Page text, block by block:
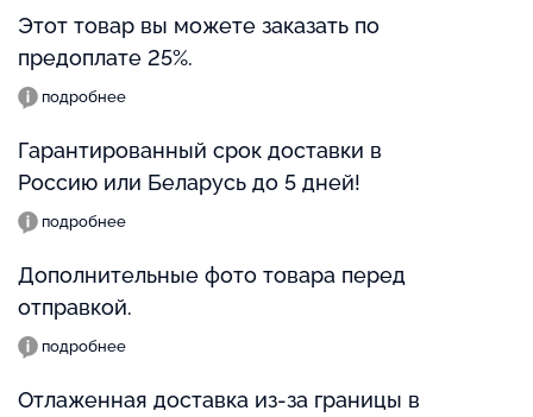
Этот товар вы можете заказать по
предоплате 25%.
подробнее
Гарантированный срок доставки в
Россию или Беларусь до 5 дней!
подробнее
Дополнительные фото товара перед
отправкой.
подробнее
Отлаженная доставка из-за границы в